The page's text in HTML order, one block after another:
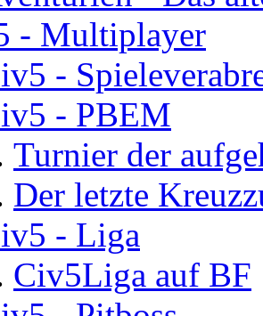
- Multiplayer
-
- PBEM
Turnier der
Der letzte
- Liga
Civ5Liga auf BF